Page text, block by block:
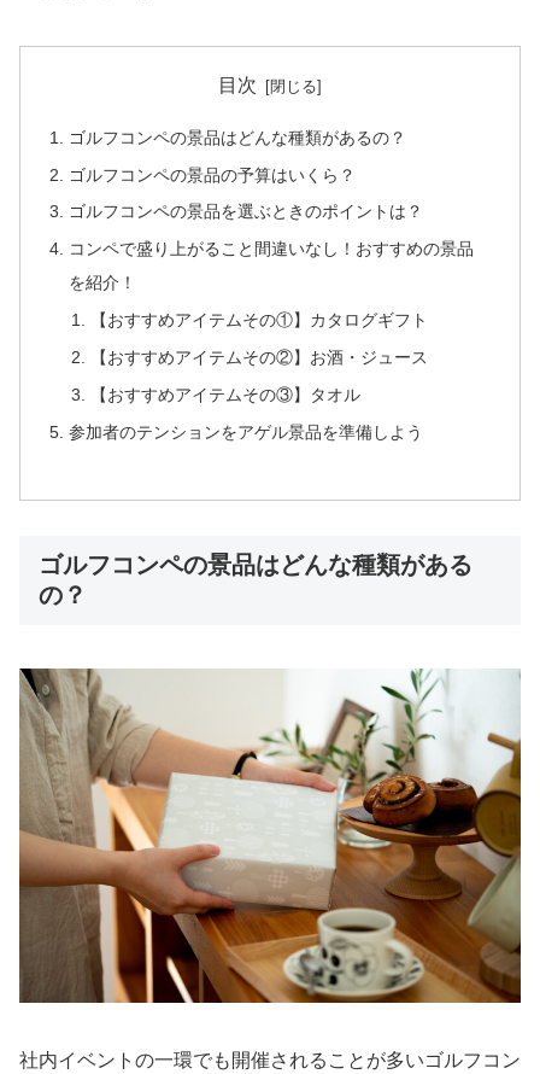
目次
ゴルフコンペの景品はどんな種類があるの？
ゴルフコンペの景品の予算はいくら？
ゴルフコンペの景品を選ぶときのポイントは？
コンペで盛り上がること間違いなし！おすすめの景品
を紹介！
【おすすめアイテムその①】カタログギフト
【おすすめアイテムその②】お酒・ジュース
【おすすめアイテムその③】タオル
参加者のテンションをアゲル景品を準備しよう
ゴルフコンペの景品はどんな種類がある
の？
社内イベントの一環でも開催されることが多いゴルフコン